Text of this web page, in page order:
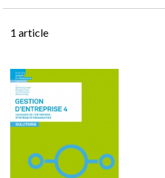
1 article